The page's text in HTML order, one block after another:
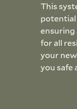
This
potential
ensuring
for all
your
you safe